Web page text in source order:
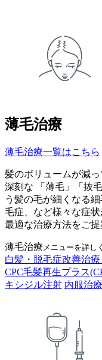
薄毛治療
薄毛治療一覧はこちら
髪のボリュームが減
深刻な 「薄毛」「抜
う髪の毛が細くなる
毛症、など様々な症
最適な治療方法をご提
薄毛治療 メニューを詳し
白髪・脱毛症改善治
CPC毛髪再生プラス
キシジル注射 内服治